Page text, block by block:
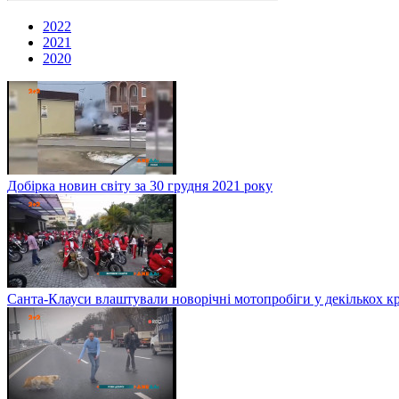
2022
2021
2020
Добірка новин світу за 30 грудня 2021 року
Санта-Клауси влаштували новорічні мотопробіги у декількох